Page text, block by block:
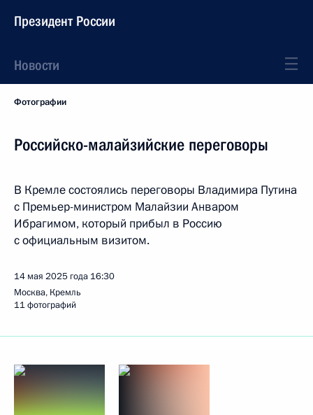
Президент России
Новости
Фотографии
Российско-малайзийские переговоры
В Кремле состоялись переговоры Владимира Путина
с Премьер-министром Малайзии Анваром
Ибрагимом, который прибыл в Россию
с официальным визитом.
14 мая 2025 года 16:30
Москва, Кремль
11 фотографий